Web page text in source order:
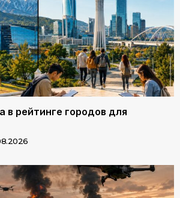
рейтинге городов для